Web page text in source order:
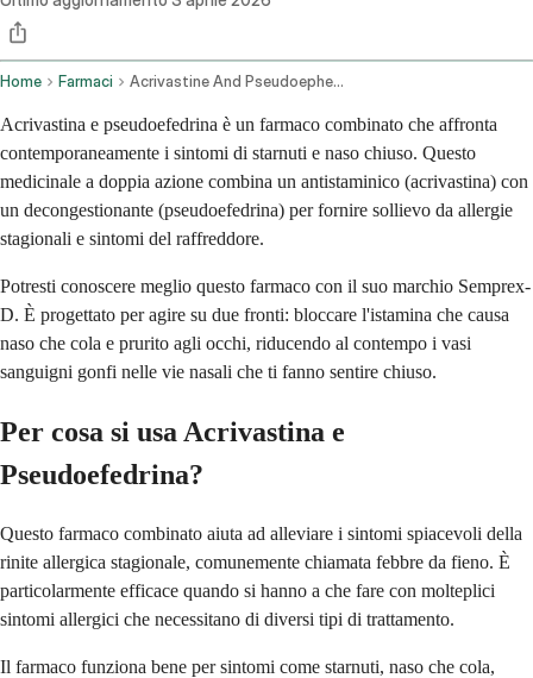
Home Farmaci Acrivastine And Pseudoephedrine Oral Route
Acrivastina e pseudoefedrina è un farmaco combinato che affronta
contemporaneamente i sintomi di starnuti e naso chiuso. Questo
medicinale a doppia azione combina un antistaminico (acrivastina) con
un decongestionante (pseudoefedrina) per fornire sollievo da allergie
stagionali e sintomi del raffreddore.
Potresti conoscere meglio questo farmaco con il suo marchio Semprex-
D. È progettato per agire su due fronti: bloccare l'istamina che causa
naso che cola e prurito agli occhi, riducendo al contempo i vasi
sanguigni gonfi nelle vie nasali che ti fanno sentire chiuso.
Per cosa si usa Acrivastina e
Pseudoefedrina?
Questo farmaco combinato aiuta ad alleviare i sintomi spiacevoli della
rinite allergica stagionale, comunemente chiamata febbre da fieno. È
particolarmente efficace quando si hanno a che fare con molteplici
sintomi allergici che necessitano di diversi tipi di trattamento.
Il farmaco funziona bene per sintomi come starnuti, naso che cola,